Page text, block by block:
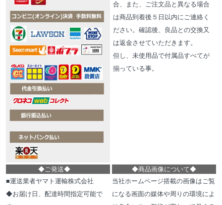
合、また、ご注文品と異なる場合
は商品到着後５日以内にご連絡く
ださい。確認後、良品との交換又
は返金させていただきます。
但し、未使用品で付属品すべてが
揃っている事。
◆ご発送◆
■運送業者ヤマト運輸株式会社
◆お届け日、配達時間指定可能で
◆商品画像について◆
当社ホームページ搭載の画像はご覧
になる画面の媒体や周りの環境によ